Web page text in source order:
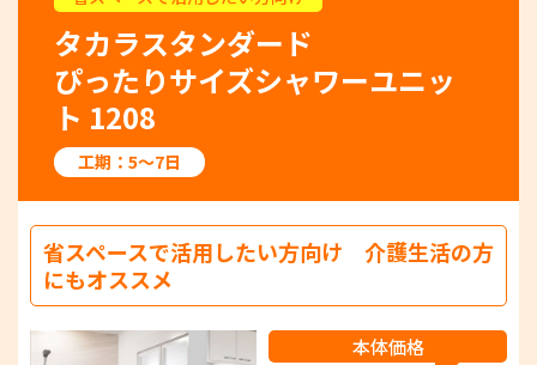
タカラスタンダード
ぴったりサイズシャワーユニッ
ト 1208
工期：5～7日
省スペースで活用したい方向け 介護生活の方
にもオススメ
本体価格